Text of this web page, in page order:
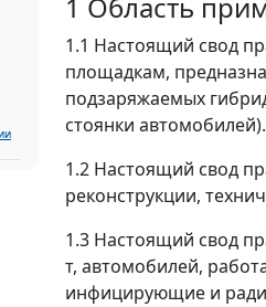
1 Область
1.1 Настоящий свод
площадкам,
подзаряжаемых
стоянки автомобилей).
1.2 Настоящий свод
реконструкции,
1.3 Настоящий свод
т, автомобилей,
инфицирующие и